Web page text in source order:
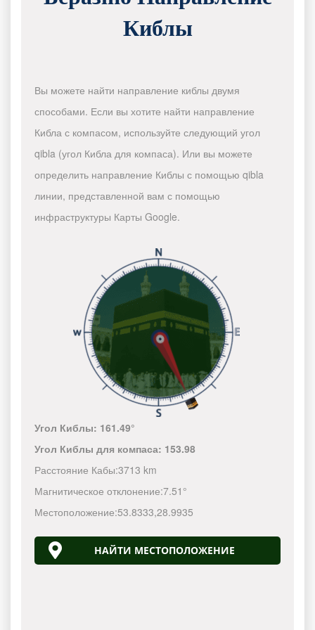
Киблы
Вы можете найти направление киблы двумя
способами. Если вы хотите найти направление
Кибла с компасом, используйте следующий угол
qibla (угол Кибла для компаса). Или вы можете
определить направление Киблы с помощью qibla
линии, представленной вам с помощью
инфраструктуры Карты Google.
Угол Киблы: 161.49°
Угол Киблы для компаса: 153.98
Расстояние Кабы:3713 km
Магнитическое отклонение:7.51°
Местоположение:53.8333,28.9935
НАЙТИ МЕСТОПОЛОЖЕНИЕ